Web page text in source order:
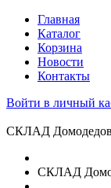
Главная
Каталог
Корзина
Новости
Контакты
Войти в личный
СКЛАД
СКЛАД